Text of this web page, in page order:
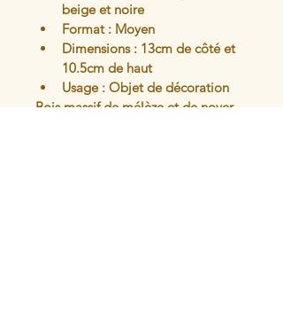
beige et noire
Format : Moyen
Dimensions : 13cm de côté et
10.5cm de haut
Usage : Objet de décoration
Bois massif de mélèze et de noyer -